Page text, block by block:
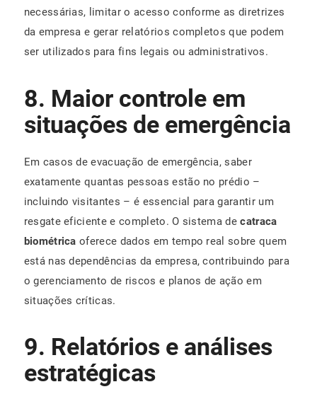
necessárias, limitar o acesso conforme as diretrizes
da empresa e gerar relatórios completos que podem
ser utilizados para fins legais ou administrativos.
8. Maior controle em
situações de emergência
Em casos de evacuação de emergência, saber
exatamente quantas pessoas estão no prédio –
incluindo visitantes – é essencial para garantir um
resgate eficiente e completo. O sistema decatraca
biométrica oferece dados em tempo real sobre quem
está nas dependências da empresa, contribuindo para
o gerenciamento de riscos e planos de ação em
situações críticas.
9. Relatórios e análises
estratégicas